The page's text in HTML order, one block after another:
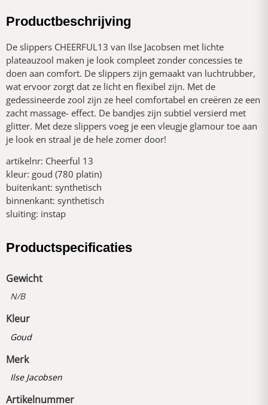
Productbeschrijving
De slippers CHEERFUL13 van Ilse Jacobsen met lichte
plateauzool maken je look compleet zonder concessies te
doen aan comfort. De slippers zijn gemaakt van luchtrubber,
wat ervoor zorgt dat ze licht en flexibel zijn. Met de
gedessineerde zool zijn ze heel comfortabel en creëren ze een
zacht massage- effect. De bandjes zijn subtiel versierd met
glitter. Met deze slippers voeg je een vleugje glamour toe aan
je look en straal je de hele zomer door!
artikelnr: Cheerful 13
kleur: goud (780 platin)
buitenkant: synthetisch
binnenkant: synthetisch
sluiting: instap
Productspecificaties
Gewicht
N/B
Kleur
Goud
Merk
Ilse Jacobsen
Artikelnummer